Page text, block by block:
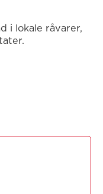
i lokale råvarer,